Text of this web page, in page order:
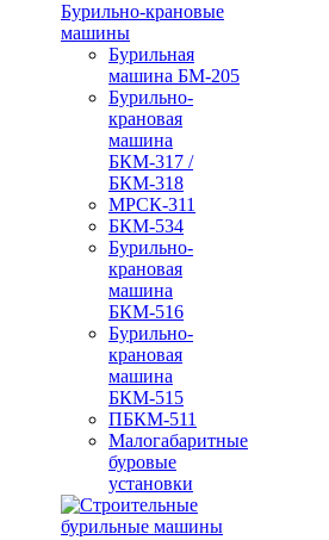
Бурильно-крановые
машины
Бурильная
машина БМ-205
Бурильно-
крановая
машина
БКМ-317 /
БКМ-318
МРСК-311
БКМ-534
Бурильно-
крановая
машина
БКМ-516
Бурильно-
крановая
машина
БКМ-515
ПБКМ-511
Малогабаритные
буровые
установки